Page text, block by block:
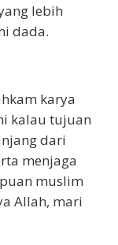
lebih
dada.
karya
kalau tujuan
dari
menjaga
muslim
Allah, mari